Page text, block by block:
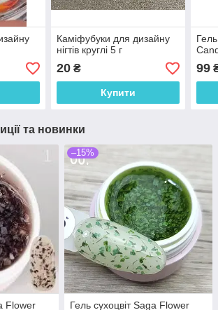
Каміфубуки для дизайну
нігтів круглі 5 г
20₴
Купити
99
та новинки
Flower
–15%
Гель сухоцвіт Saga Flower